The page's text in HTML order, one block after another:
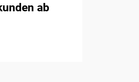
ab